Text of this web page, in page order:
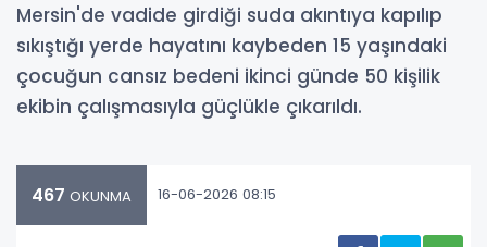
Mersin'de vadide girdiği suda akıntıya kapılıp
sıkıştığı yerde hayatını kaybeden 15 yaşındaki
çocuğun cansız bedeni ikinci günde 50 kişilik
ekibin çalışmasıyla güçlükle çıkarıldı.
467 OKUNMA 16-06-2026 08:15